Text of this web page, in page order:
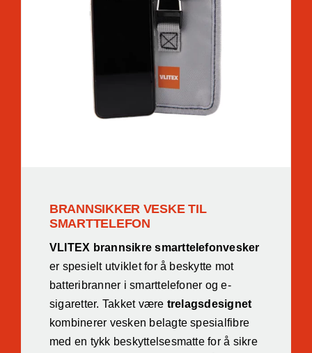
BRANNSIKKER VESKE TIL
SMARTTELEFON
VLITEX brannsikre smarttelefonvesker
er spesielt utviklet for å beskytte mot
batteribranner i smarttelefoner og e-
sigaretter. Takket være trelagsdesignet
kombinerer vesken belagte spesialfibre
med en tykk beskyttelsesmatte for å sikre